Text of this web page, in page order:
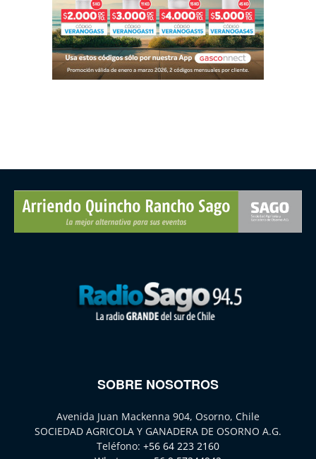
SOBRE NOSOTROS
Avenida Juan Mackenna 904, Osorno, Chile
SOCIEDAD AGRICOLA Y GANADERA DE OSORNO A.G.
Teléfono: +56 64 223 2160